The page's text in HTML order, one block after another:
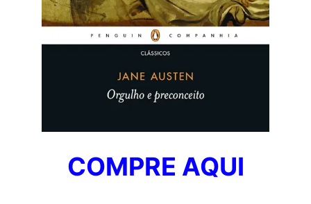
COMPRE AQUI